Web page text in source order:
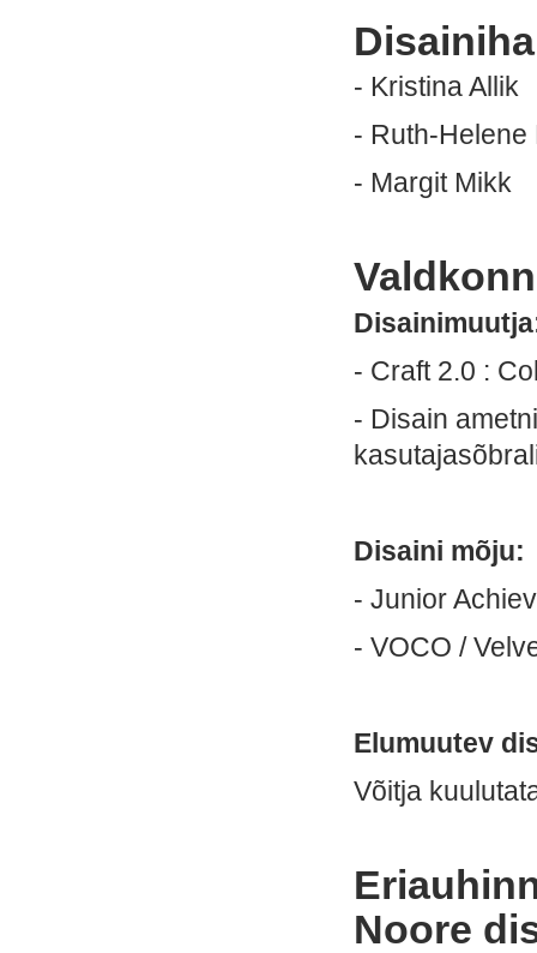
- Kristina Allik
- Ruth-Helene
- Margit Mikk
- Craft 2.0 :
- Disain
Disaini mõju:
- Junior
- VOCO /
Elumuutev
Võitja
Noore